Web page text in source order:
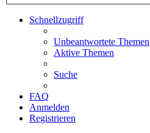
Schnellzugriff
Unbeantwortete Themen
Aktive Themen
Suche
FAQ
Anmelden
Registrieren